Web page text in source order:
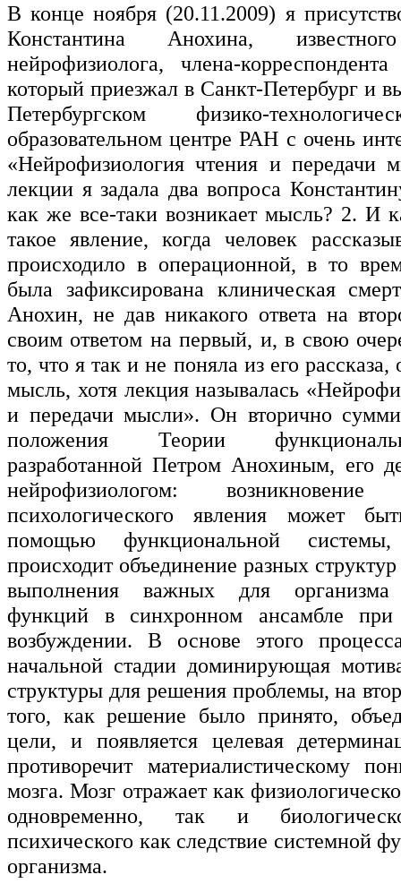
В конце ноября (20.11.2009) я
Константина Анохина,
нейрофизиолога, члена-
который приезжал в Санкт-Петербург и
Петербургском физико-
образовательном центре РАН с очень
«Нейрофизиология чтения и передачи
лекции я задала два вопроса
как же все-таки возникает мысль? 2. И
такое явление, когда человек
происходило в операционной, в то
была зафиксирована клиническая
Анохин, не дав никакого ответа на
своим ответом на первый, и, в свою
то, что я так и не поняла из его рассказа,
мысль, хотя лекция называлась
и передачи мысли». Он вторично
положения Теории
разработанной Петром Анохиным, его
нейрофизиологом:
психологического явления может
помощью функциональной
происходит объединение разных
выполнения важных для организма
функций в синхронном ансамбле при
возбуждении. В основе этого
начальной стадии доминирующая
структуры для решения проблемы, на
того, как решение было принято,
цели, и появляется целевая
противоречит материалистическому
мозга. Мозг отражает как
одновременно, так и
психического как следствие системной
организма.